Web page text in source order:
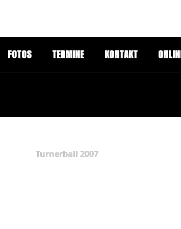
FOTOS TERMINE KONTAKT
Turnerball 2007